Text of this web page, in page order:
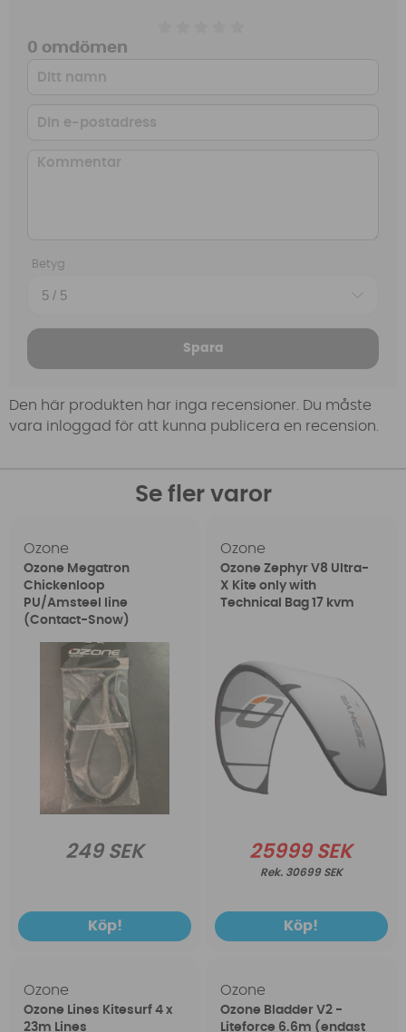
0 omdömen
Betyg
Spara
Den här produkten har inga recensioner. Du måste
vara inloggad för att kunna publicera en recension.
Se fler varor
Ozone
Ozone Megatron
Chickenloop
PU/Amsteel line
(Contact-Snow)
249 SEK
Köp!
Ozone
Ozone Zephyr V8 Ultra-
X Kite only with
Technical Bag 17 kvm
25999 SEK
30699 SEK
Köp!
Ozone
Ozone Lines Kitesurf 4 x
23m Lines
Ozone
Ozone Bladder V2 -
Liteforce 6.6m (endast